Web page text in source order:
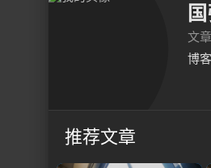
文
博
推荐文章